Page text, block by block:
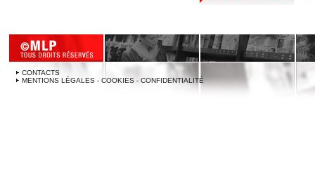
CONTACTS
MENTIONS LÉGALES - COOKIES - CONFIDENTIALITÉ